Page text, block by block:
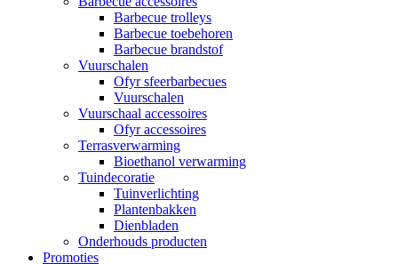
Barbecue trolleys
Barbecue toebehoren
Barbecue brandstof
Vuurschalen
Ofyr sfeerbarbecues
Vuurschalen
Vuurschaal accessoires
Ofyr accessoires
Terrasverwarming
Bioethanol verwarming
Tuindecoratie
Tuinverlichting
Plantenbakken
Dienbladen
Onderhouds producten
Promoties